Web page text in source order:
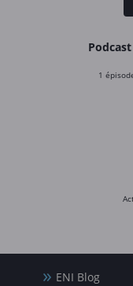
Podcast
1
ENI Blog